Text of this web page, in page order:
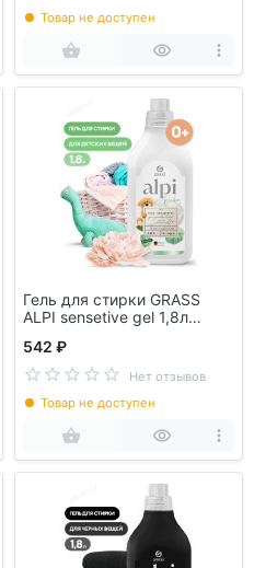
Товар не доступен
Гель для стирки GRASS
ALPI sensetive gel 1,8л
542 ₽
Нет отзывов
Товар не доступен